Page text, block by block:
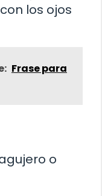
los ojos
Frase para
o